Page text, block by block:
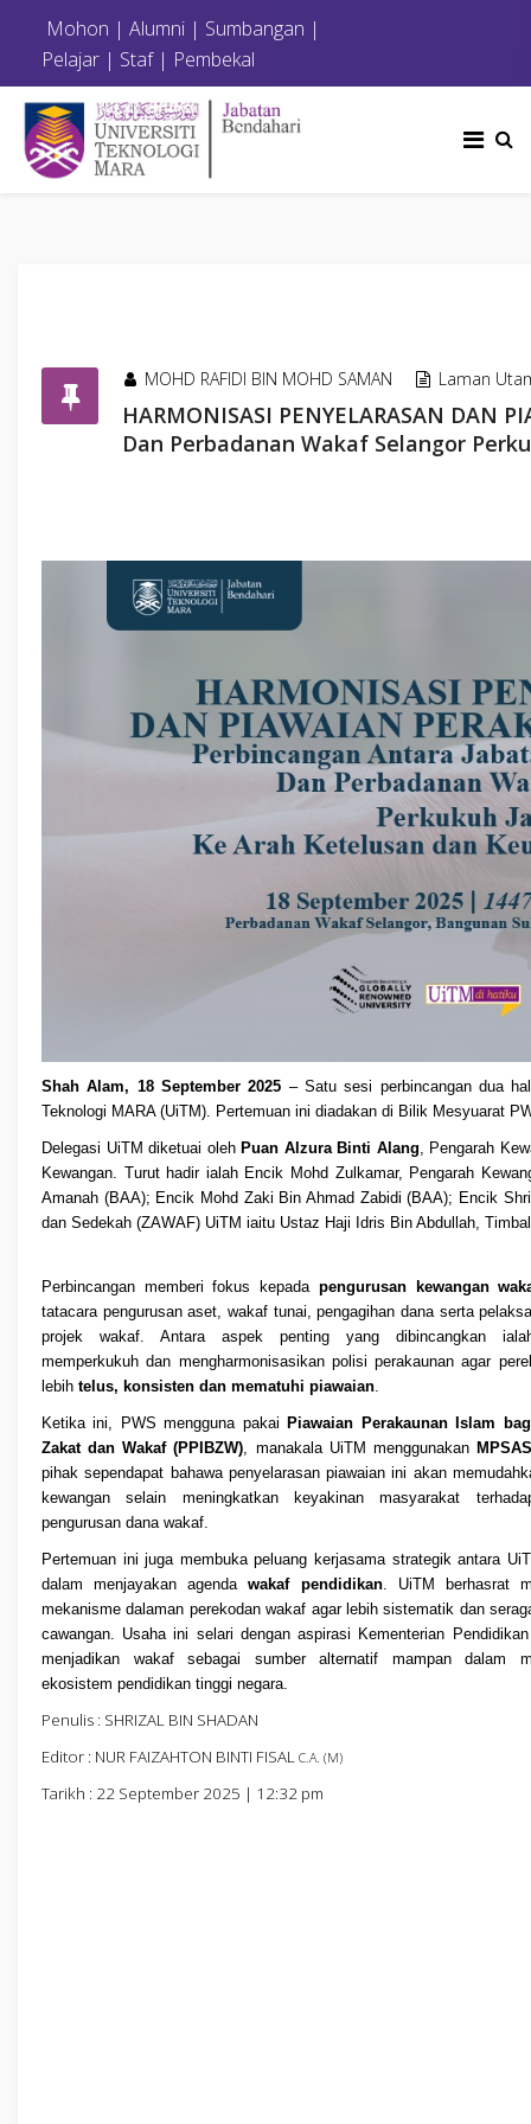
Mohon | Alumni | Sumbangan |
Pelajar | Staf| Pembekal
MOHD RAFIDI BIN MOHD SAMAN Laman
HARMONISASI PENYELARASAN DAN
Dan Perbadanan Wakaf Selangor
Shah Alam, 18 September 2025 – Satu sesi perbincangan dua
Teknologi MARA (UiTM). Pertemuan ini diadakan di Bilik Mesyuarat
Delegasi UiTM diketuai oleh Puan Alzura Binti Alang, Pengarah
Kewangan. Turut hadir ialah Encik Mohd Zulkamar, Pengarah
Amanah (BAA); Encik Mohd Zaki Bin Ahmad Zabidi (BAA); Encik
dan Sedekah (ZAWAF) UiTM iaitu Ustaz Haji Idris Bin Abdullah,
Perbincangan memberi fokus kepada pengurusan kewangan
tatacara pengurusan aset, wakaf tunai, pengagihan dana serta
projek wakaf. Antara aspek penting yang dibincangkan
memperkukuh dan mengharmonisasikan polisi perakaunan agar
lebih telus, konsisten dan mematuhi piawaian.
Ketika ini, PWS mengguna pakai Piawaian Perakaunan Islam
Zakat dan Wakaf (PPIBZW), manakala UiTM menggunakan MPSAS
pihak sependapat bahawa penyelarasan piawaian ini akan
kewangan selain meningkatkan keyakinan masyarakat
pengurusan dana wakaf.
Pertemuan ini juga membuka peluang kerjasama strategik antara
dalam menjayakan agendawakaf pendidikan. UiTM berhasrat
mekanisme dalaman perekodan wakaf agar lebih sistematik dan
cawangan. Usaha ini selari dengan aspirasi Kementerian
menjadikan wakaf sebagai sumber alternatif mampan dalam
ekosistem pendidikan tinggi negara.
Penulis : SHRIZAL BIN SHADAN
Editor : NUR FAIZAHTON BINTI FISAL C.A. (M)
Tarikh : 22 September 2025 | 12:32 pm